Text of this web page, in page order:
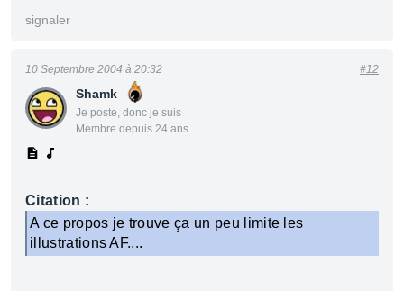
signaler
Shamk
Je poste, donc je suis
Membre depuis 24 ans
10 Septembre 2004 à 20:32 #12
Citation :
A ce propos je trouve ça un peu limite les
illustrations AF....